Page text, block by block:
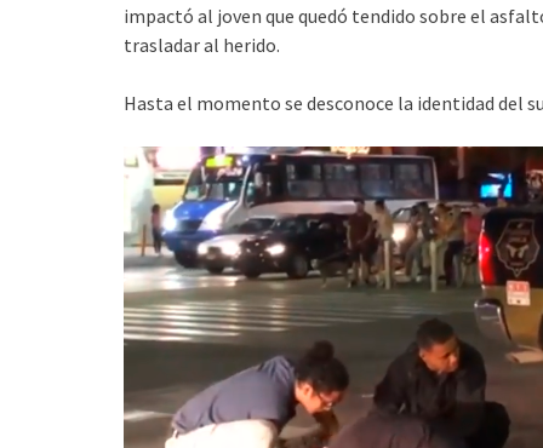
impactó al joven que quedó tendido sobre el
trasladar al herido.
Hasta el momento se desconoce la identidad del